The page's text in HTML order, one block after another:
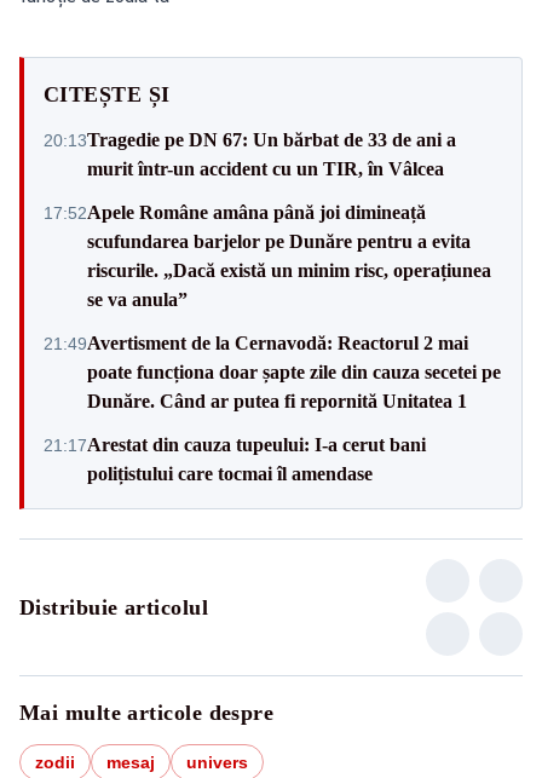
CITEȘTE ȘI
20:13Tragedie pe DN 67: Un bărbat de 33 de ani a
murit într-un accident cu un TIR, în Vâlcea
17:52Apele Române amâna până joi dimineață
scufundarea barjelor pe Dunăre pentru a evita
riscurile. „Dacă există un minim risc, operațiunea
se va anula”
21:49Avertisment de la Cernavodă: Reactorul 2 mai
poate funcționa doar șapte zile din cauza secetei pe
Dunăre. Când ar putea fi repornită Unitatea 1
21:17Arestat din cauza tupeului: I-a cerut bani
polițistului care tocmai îl amendase
Distribuie articolul
Mai multe articole despre
zodii mesaj univers